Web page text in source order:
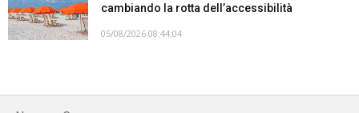
cambiando la rotta dell’accessibilità
05/08/2026 08:44:04